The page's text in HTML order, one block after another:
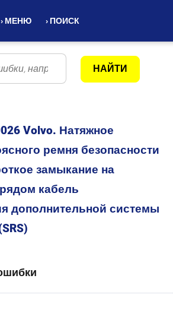
› МЕНЮ › ПОИСК
Volvo. Натяжное
ремня безопасности
замыкание на
кабель
дополнительной системы